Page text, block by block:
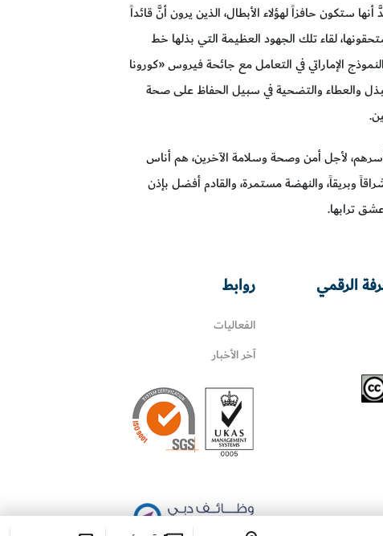
ستكون حافزاً لهؤلاء الأبطال، الذين يرون أنَّ قائداً
لقاء تلك الجهود العظيمة التي بذلها خط
الإماراتي في التعامل مع جائحة فيروس «كورونا
والعطاء والتضحية في سبيل الحفاظ على صحة
أسرهم، لأجل أمن وصحة وسلامة الآخرين، هم أناس
وبريقاً، والنهضة مستمرة، والقادم أفضل بإذن
ترابها.
الرقمي روابط
الفعاليات
آخر الأخبار